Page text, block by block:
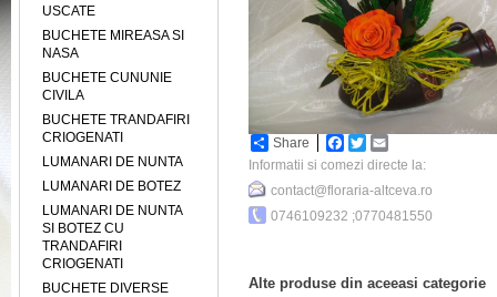
USCATE
BUCHETE MIREASA SI
NASA
BUCHETE CUNUNIE
CIVILA
BUCHETE TRANDAFIRI
CRIOGENATI
LUMANARI DE NUNTA
LUMANARI DE BOTEZ
LUMANARI DE NUNTA
SI BOTEZ CU
TRANDAFIRI
CRIOGENATI
BUCHETE DIVERSE
Share Facebook
Twitter
Informatii si comezi directe la:
contact@floraria-altceva.ro
0746109232 ;0770481550
Alte produse din aceeasi categorie